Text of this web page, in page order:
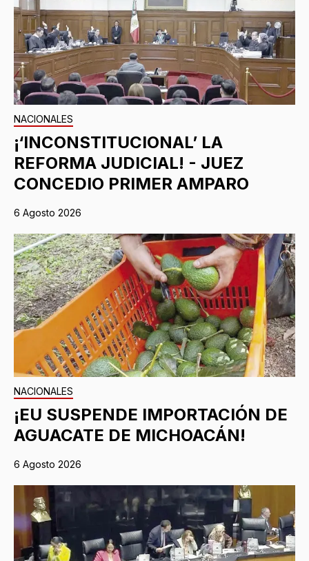
NACIONALES
¡‘INCONSTITUCIONAL’ LA
REFORMA JUDICIAL! - JUEZ
CONCEDIO PRIMER AMPARO
6 Agosto 2026
NACIONALES
¡EU SUSPENDE IMPORTACIÓN DE
AGUACATE DE MICHOACÁN!
6 Agosto 2026